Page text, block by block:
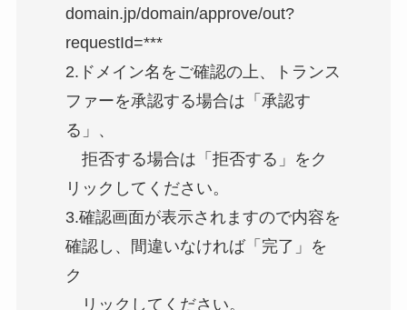
domain.jp/domain/approve/out?
requestId=***
2.ドメイン名をご確認の上、トランス
ファーを承認する場合は「承認す
る」、
拒否する場合は「拒否する」をク
リックしてください。
3.確認画面が表示されますので内容を
確認し、間違いなければ「完了」を
ク
リックしてください。